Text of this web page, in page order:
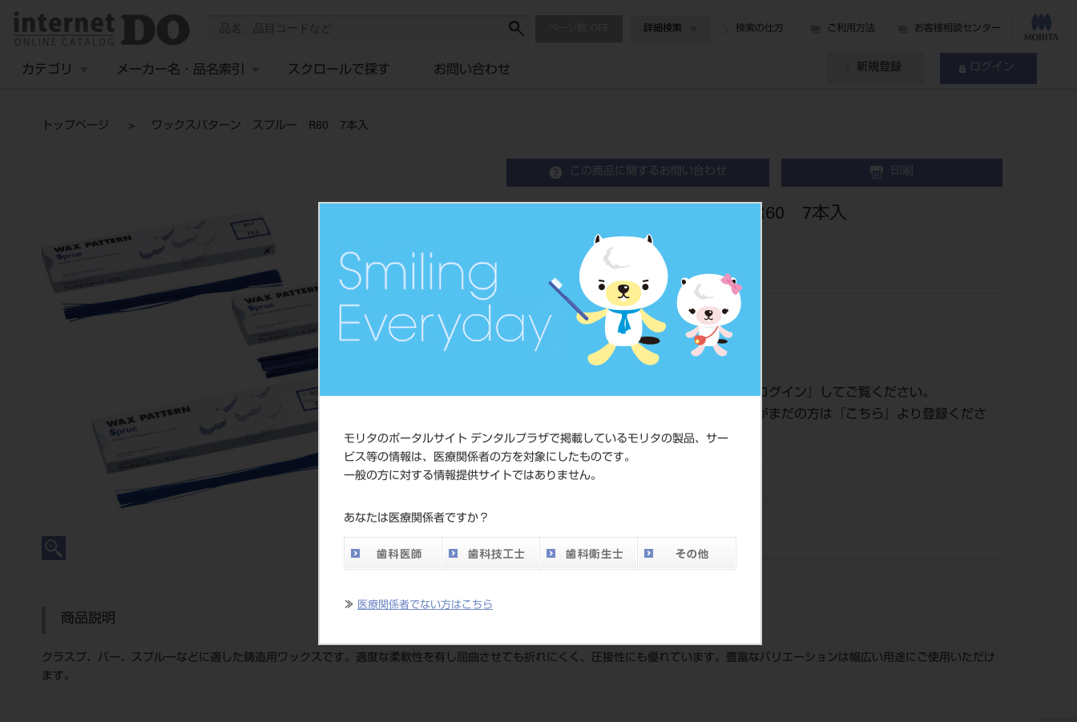
モリタのポータルサイト デンタルプラザで掲載しているモリタの製品、サー
ビス等の情報は、医療関係者の方を対象にしたものです。
一般の方に対する情報提供サイトではありません。
あなたは医療関係者ですか？
≫ 医療関係者でない方はこちら
詳細検索 検索の仕方 ご利用方法 お客様相談センター
カテゴリ メーカー名・品名索引 スクロールで探す お問い合わせ 新規登録 ログイン
トップページ ワックスパターン スプルー R60 7本入
この商品に関するお問い合わせ 印刷
ワックスパターン スプルー R60 7本入
Wax Patern Sprue
歯科汎用ワックス
品目コード 204510530
JAN/EANコード 4994081005725
価格の確認は『ログイン 』してご覧ください。
ネット会員登録がまだの方は『
こちら
』より登録くださ
い。
メーカー
ジ
商品説明
クラスプ、バー、スプルーなどに適した鋳造用ワックスです。適度な柔軟性を有し屈曲させても折れにくく、圧接性にも優れています。豊富なバリエーションは幅広い用途にご使用いただけ
ます。